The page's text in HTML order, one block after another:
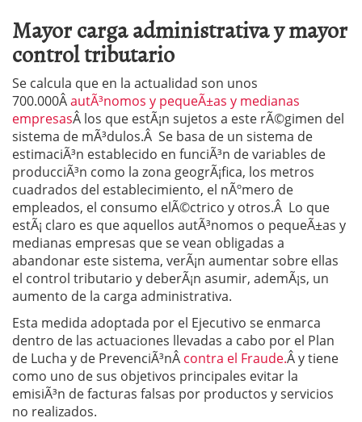
Mayor carga administrativa y mayor
control tributario
Se calcula que en la actualidad son unos
700.000ÂautÃ³nomos y pequeÃ±as y medianas
empresasÂ los que estÃ¡n sujetos a este rÃ©gimen del
sistema de mÃ³dulos.Â Se basa de un sistema de
estimaciÃ³n establecido en funciÃ³n de variables de
producciÃ³n como la zona geogrÃ¡fica, los metros
cuadrados del establecimiento, el nÃºmero de
empleados, el consumo elÃ©ctrico y otros.Â Lo que
estÃ¡ claro es que aquellos autÃ³nomos o pequeÃ±as y
medianas empresas que se vean obligadas a
abandonar este sistema, verÃ¡n aumentar sobre ellas
el control tributario y deberÃ¡n asumir, ademÃ¡s, un
aumento de la carga administrativa.
Esta medida adoptada por el Ejecutivo se enmarca
dentro de las actuaciones llevadas a cabo por el Plan
de Lucha y de PrevenciÃ³nÂ contra el Fraude.Â y tiene
como uno de sus objetivos principales evitar la
emisiÃ³n de facturas falsas por productos y servicios
no realizados.